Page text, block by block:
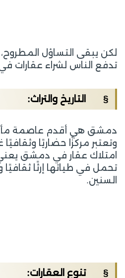
لكن يبقى التساؤل
تدفع الناس لشراء عقارات
§ التاريخ والتراث:
دمشق هي أقدم عاصمة
وتعتبر مركزًا حضاريًا وثقافيًا
امتلاك عقار في دمشق
تحمل في طياتها إرثًا ثقافيًا
السنين.
§ تنوع العقارات: